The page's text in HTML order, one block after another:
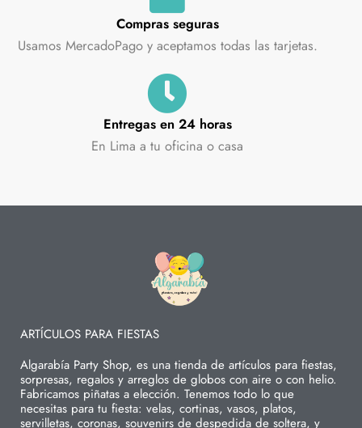
Compras seguras
Usamos MercadoPago y aceptamos todas las tarjetas.
Entregas en 24 horas
En Lima a tu oficina o casa
ARTÍCULOS PARA FIESTAS
Algarabía Party Shop, es una tienda de artículos para fiestas,
sorpresas, regalos y arreglos de globos con aire o con helio.
Fabricamos piñatas a elección. Tenemos todo lo que
necesitas para tu fiesta: velas, cortinas, vasos, platos,
servilletas, coronas, souvenirs de despedida de soltera, y